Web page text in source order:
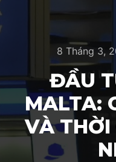
8 Tháng 3,
ĐẦU
MALTA:
VÀ THỜI